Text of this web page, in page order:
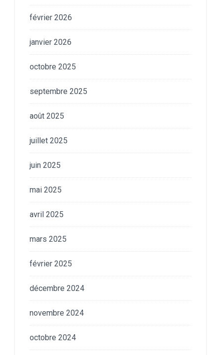
février 2026
janvier 2026
octobre 2025
septembre 2025
août 2025
juillet 2025
juin 2025
mai 2025
avril 2025
mars 2025
février 2025
décembre 2024
novembre 2024
octobre 2024